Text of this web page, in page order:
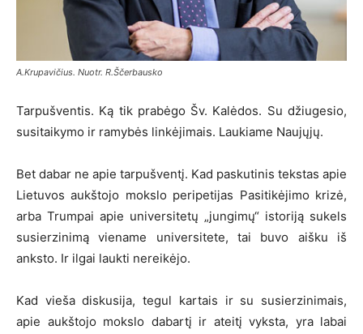
A.Krupavičius. Nuotr. R.Ščerbausko
Tarpušventis. Ką tik prabėgo Šv. Kalėdos. Su džiugesio,
susitaikymo ir ramybės linkėjimais. Laukiame Naujųjų.
Bet dabar ne apie tarpušventį. Kad paskutinis tekstas apie
Lietuvos aukštojo mokslo peripetijas Pasitikėjimo krizė,
arba Trumpai apie universitetų „jungimų“ istoriją sukels
susierzinimą viename universitete, tai buvo aišku iš
anksto. Ir ilgai laukti nereikėjo.
Kad vieša diskusija, tegul kartais ir su susierzinimais,
apie aukštojo mokslo dabartį ir ateitį vyksta, yra labai